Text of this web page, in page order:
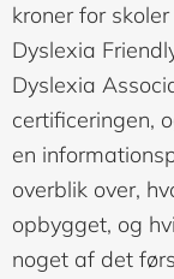
kroner for
Dyslexia
Dyslexia
certificeringen,
en
overblik over,
opbygget, og
noget af det